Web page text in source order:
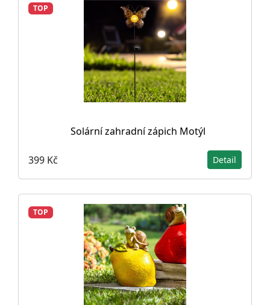
TOP
Solární zahradní zápich Motýl
399 Kč Detail
TOP